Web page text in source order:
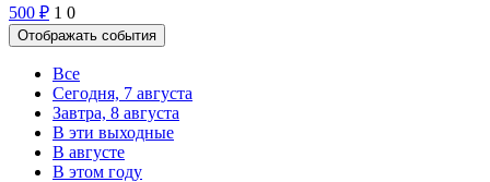
500 ₽ 1 0
Отображать события
Все
Сегодня, 7 августа
Завтра, 8 августа
В эти выходные
В августе
В этом году